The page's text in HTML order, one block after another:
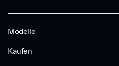
Modelle
Kaufen